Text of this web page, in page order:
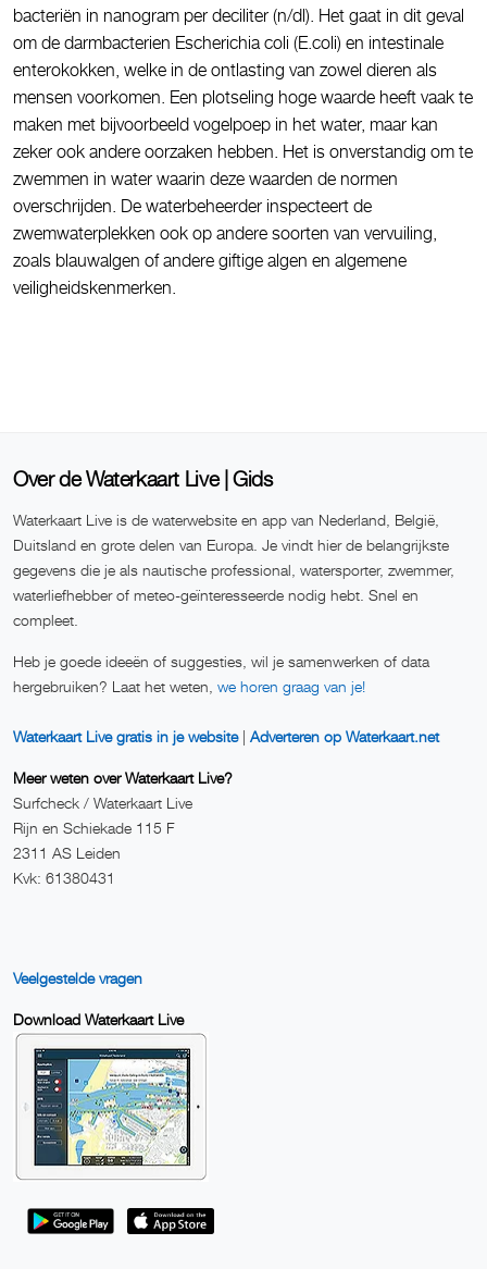
bacteriën in nanogram per deciliter (n/dl). Het gaat in dit geval
om de darmbacterien Escherichia coli (E.coli) en intestinale
enterokokken, welke in de ontlasting van zowel dieren als
mensen voorkomen. Een plotseling hoge waarde heeft vaak te
maken met bijvoorbeeld vogelpoep in het water, maar kan
zeker ook andere oorzaken hebben. Het is onverstandig om te
zwemmen in water waarin deze waarden de normen
overschrijden. De waterbeheerder inspecteert de
zwemwaterplekken ook op andere soorten van vervuiling,
zoals blauwalgen of andere giftige algen en algemene
veiligheidskenmerken.
Over de Waterkaart Live | Gids
Waterkaart Live is de waterwebsite en app van Nederland, België,
Duitsland en grote delen van Europa. Je vindt hier de belangrijkste
gegevens die je als nautische professional, watersporter, zwemmer,
waterliefhebber of meteo-geïnteresseerde nodig hebt. Snel en
compleet.
Heb je goede ideeën of suggesties, wil je samenwerken of data
hergebruiken? Laat het weten, we horen graag van je!
Waterkaart Live gratis in je website| Adverteren op Waterkaart.net
Meer weten over Waterkaart Live?
Surfcheck / Waterkaart Live
Rijn en Schiekade 115 F
2311 AS Leiden
Kvk: 61380431
Veelgestelde vragen
Download Waterkaart Live